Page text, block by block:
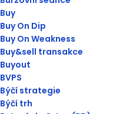
Buy
Buy On Dip
Buy On Weakness
Buy&sell transakce
Buyout
BVPS
Býčí strategie
Býčí trh